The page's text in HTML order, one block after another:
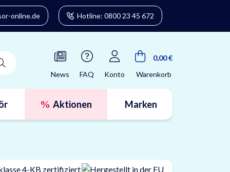
online.de Hotline: 0800 23 45 672
News FAQ Konto
0,00 €
Warenkorb
Aktionen Marken